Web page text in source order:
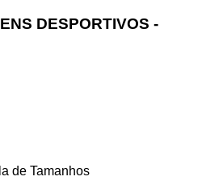
DESPORTIVOS -